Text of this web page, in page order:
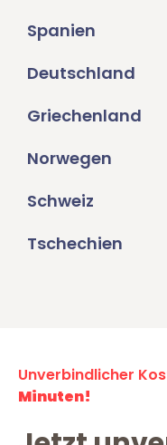
Spanien
Deutschland
Griechenland
Norwegen
Schweiz
Tschechien
Unverbindlicher
Minuten!